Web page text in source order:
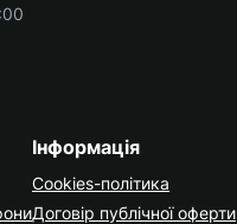
Інформація
Cookies-політика
Договір публічної оферти